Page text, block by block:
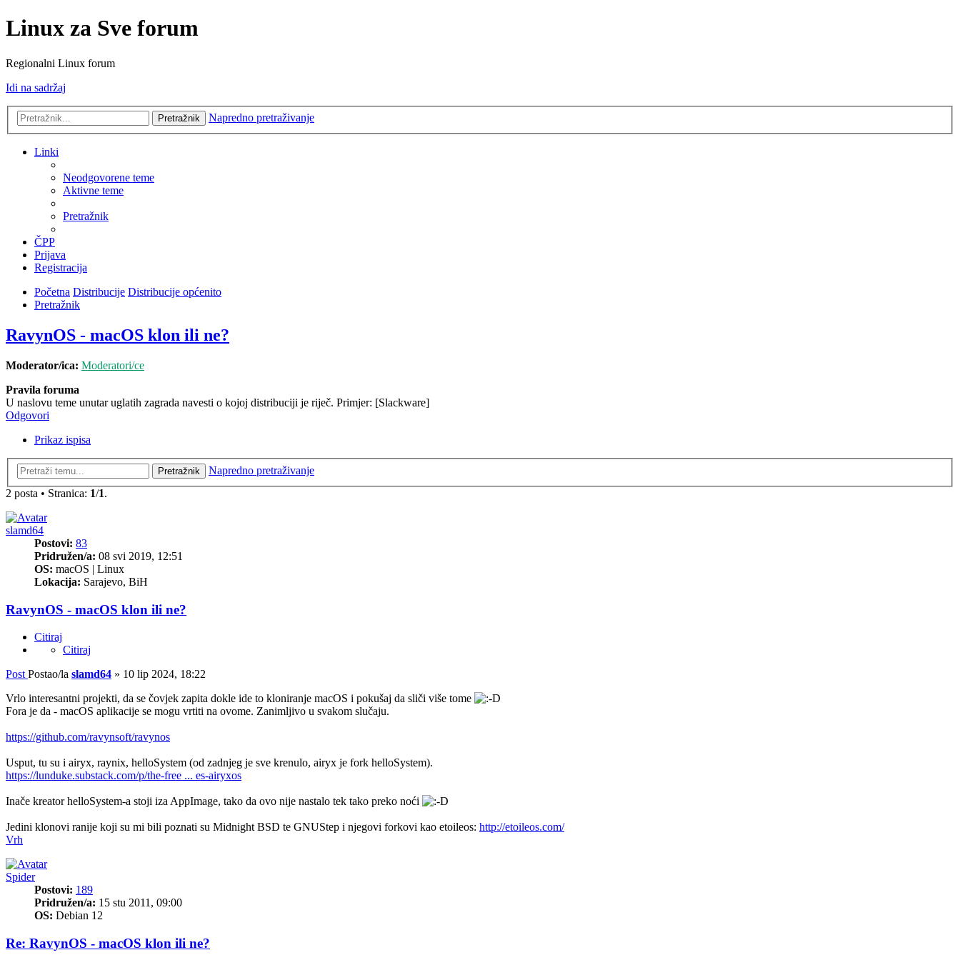
Linux za Sve forum
Regionalni Linux forum
Idi na sadržaj
Pretražnik Napredno pretraživanje
Linki
Neodgovorene teme
Aktivne teme
Pretražnik
ČPP
Prijava
Registracija
Početna Distribucije Distribucije općenito
Pretražnik
RavynOS - macOS klon ili ne?
Moderator/ica: Moderatori/ce
Pravila foruma
U naslovu teme unutar uglatih zagrada navesti o kojoj distribuciji je riječ. Primjer: [Slackware]
Odgovori
Prikaz ispisa
Pretražnik
Napredno pretraživanje
2 posta • Stranica: 1/1.
slamd64
Postovi: 83
Pridružen/a: 08 svi 2019, 12:51
OS: macOS | Linux
Lokacija: Sarajevo, BiH
RavynOS - macOS klon ili ne?
Citiraj
Citiraj
Post Postao/la slamd64 » 10 lip 2024, 18:22
Vrlo interesantni projekti, da se čovjek zapita dokle ide to kloniranje macOS i pokušaj da sliči više tome
Fora je da - macOS aplikacije se mogu vrtiti na ovome. Zanimljivo u svakom slučaju.
https://github.com/ravynsoft/ravynos
Usput, tu su i airyx, raynix, helloSystem (od zadnjeg je sve krenulo, airyx je fork helloSystem).
https://lunduke.substack.com/p/the-free ... es-airyxos
Inače kreator helloSystem-a stoji iza AppImage, tako da ovo nije nastalo tek tako preko noći
Jedini klonovi ranije koji su mi bili poznati su Midnight BSD te GNUStep i njegovi forkovi kao etoileos: http://etoileos.com/
Vrh
Spider
Postovi: 189
Pridružen/a: 15 stu 2011, 09:00
OS: Debian 12
Re: RavynOS - macOS klon ili ne?